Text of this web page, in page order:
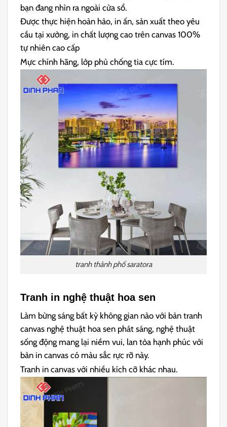
bạn đang nhìn ra ngoài cửa sổ.
Được thực hiện hoàn hảo, in ấn, sản xuất theo yêu
cầu tại xưởng, in chất lượng cao trên canvas 100%
tự nhiên cao cấp
Mực chính hãng, lớp phủ chống tia cực tím.
tranh thành phố saratora
Tranh in nghệ thuật hoa sen
Làm bừng sáng bất kỳ không gian nào với bản tranh
canvas nghệ thuật hoa sen phát sáng, nghệ thuật
sống động mang lại niềm vui, lan tỏa hạnh phúc với
bản in canvas có màu sắc rực rỡ này.
Tranh in canvas với nhiều kích cỡ khác nhau.